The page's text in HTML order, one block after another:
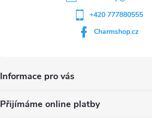
+420 777880555
Charmshop.cz
Informace pro vás
Přijímáme online platby